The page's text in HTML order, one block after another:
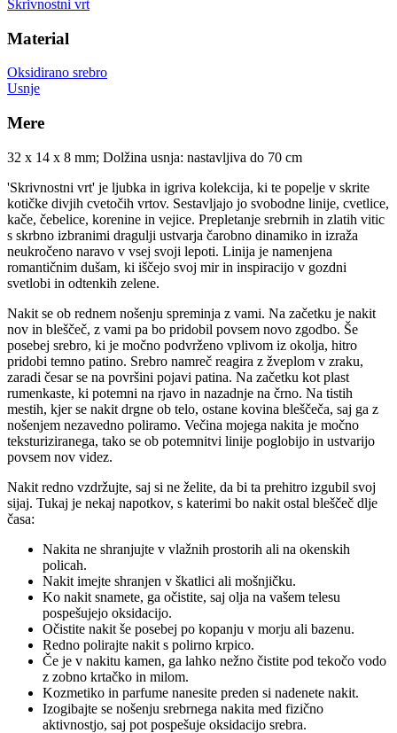
Skrivnostni vrt
Material
Oksidirano srebro
Usnje
Mere
32 x 14 x 8 mm; Dolžina usnja: nastavljiva do 70 cm
'Skrivnostni vrt' je ljubka in igriva kolekcija, ki te popelje v skrite
kotičke divjih cvetočih vrtov. Sestavljajo jo svobodne linije, cvetlice,
kače, čebelice, korenine in vejice. Prepletanje srebrnih in zlatih vitic
s skrbno izbranimi dragulji ustvarja čarobno dinamiko in izraža
neukročeno naravo v vsej svoji lepoti. Linija je namenjena
romantičnim dušam, ki iščejo svoj mir in inspiracijo v gozdni
svetlobi in odtenkih zelene.
Nakit se ob rednem nošenju spreminja z vami. Na začetku je nakit
nov in bleščeč, z vami pa bo pridobil povsem novo zgodbo. Še
posebej srebro, ki je močno podvrženo vplivom iz okolja, hitro
pridobi temno patino. Srebro namreč reagira z žveplom v zraku,
zaradi česar se na površini pojavi patina. Na začetku kot plast
rumenkaste, ki potemni na rjavo in nazadnje na črno. Na tistih
mestih, kjer se nakit drgne ob telo, ostane kovina bleščeča, saj ga z
nošenjem nezavedno poliramo. Večina mojega nakita je močno
teksturiziranega, tako se ob potemnitvi linije poglobijo in ustvarijo
povsem nov videz.
Nakit redno vzdržujte, saj si ne želite, da bi ta prehitro izgubil svoj
sijaj. Tukaj je nekaj napotkov, s katerimi bo nakit ostal bleščeč dlje
časa:
Nakita ne shranjujte v vlažnih prostorih ali na okenskih
policah.
Nakit imejte shranjen v škatlici ali mošnjičku.
Ko nakit snamete, ga očistite, saj olja na vašem telesu
pospešujejo oksidacijo.
Očistite nakit še posebej po kopanju v morju ali bazenu.
Redno polirajte nakit s polirno krpico.
Če je v nakitu kamen, ga lahko nežno čistite pod tekočo vodo
z zobno krtačko in milom.
Kozmetiko in parfume nanesite preden si nadenete nakit.
Izogibajte se nošenju srebrnega nakita med fizično
aktivnostjo, saj pot pospešuje oksidacijo srebra.